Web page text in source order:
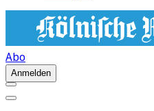
Abo
Anmelden